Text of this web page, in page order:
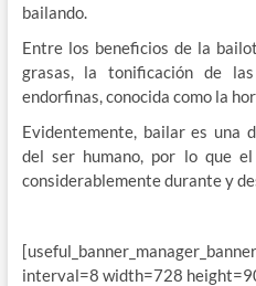
bailando.
Entre los beneficios de la
grasas, la tonificación de
endorfinas, conocida como la
Evidentemente, bailar es una
del ser humano, por lo que
considerablemente durante y
interval=8 width=728